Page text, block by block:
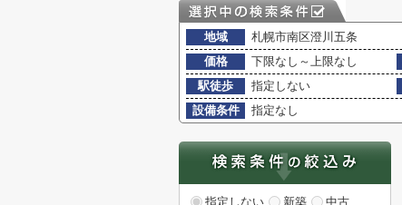
地域
札幌市南区澄川五条
価格
下限なし～上限なし
駅徒歩
指定しない
設備条件
指定なし
指定しない 新築
中古